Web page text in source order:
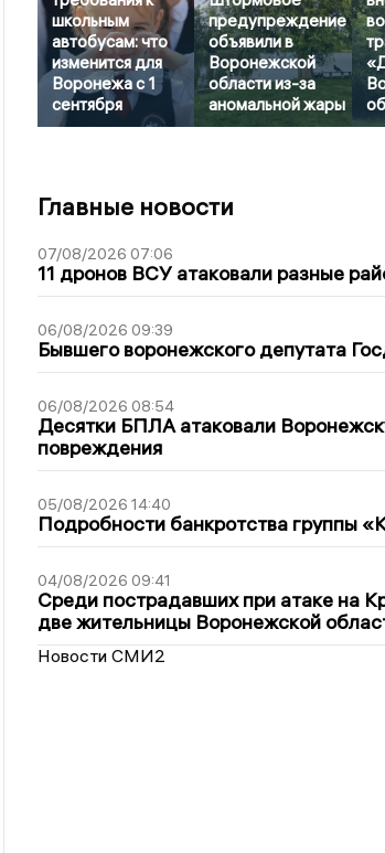
школьным
автобусам: что
изменится для
Воронежа с 1
сентября
предупреждение
объявили в
Воронежской
области из-за
аномальной жары
Главные новости
07/08/2026 07:06
11 дронов ВСУ атаковали разные
06/08/2026 09:39
Бывшего воронежского депутата
06/08/2026 08:54
Десятки БПЛА атаковали
повреждения
05/08/2026 14:40
Подробности банкротства группы
04/08/2026 09:41
Среди пострадавших при атаке на
две жительницы Воронежской
Новости СМИ2